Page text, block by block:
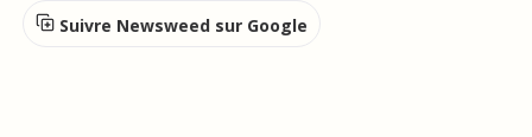
Suivre Newsweed sur Google